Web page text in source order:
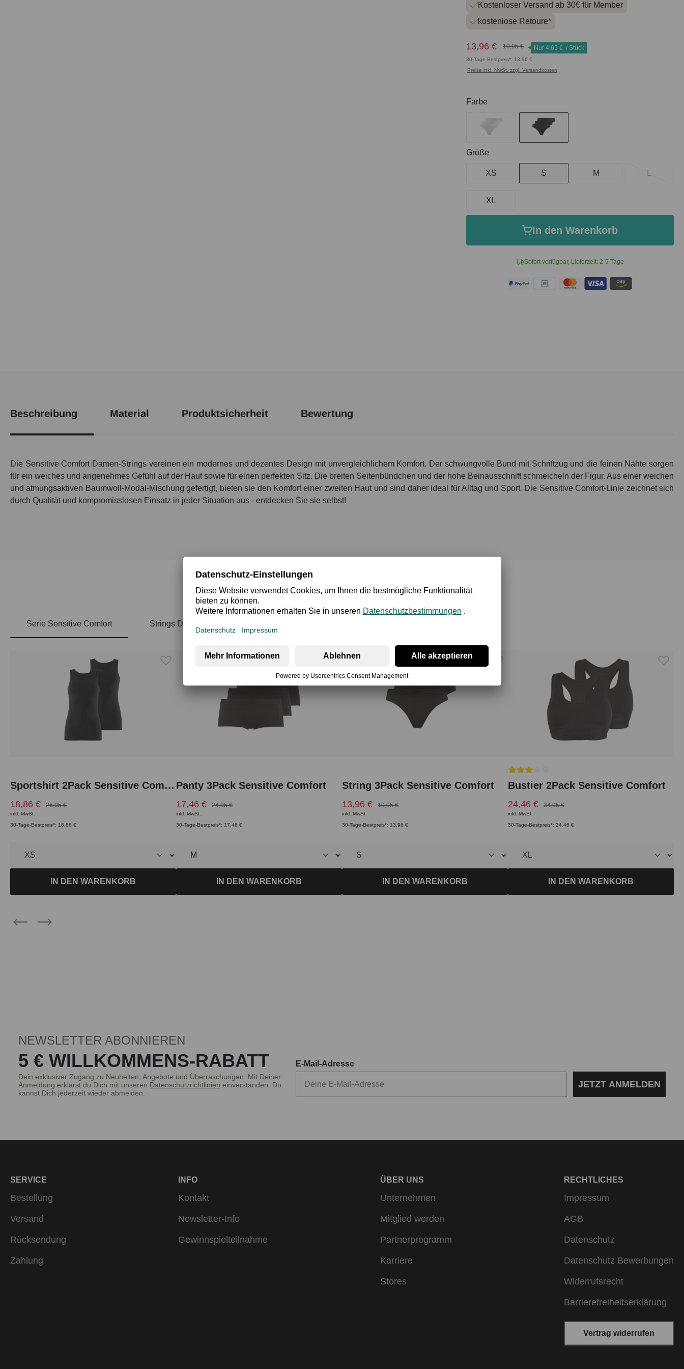
Kostenloser Versand ab 30€ für Member
kostenlose Retoure*
13,96 € 19,95 € Nur 4,65 € / Stück
30-Tage-Bestpreis*: 13,96 €
Preise inkl. MwSt. zzgl. Versandkosten
Sofort verfügbar, Lieferzeit: 2-5 Tage
Farbe
Größe
XS S M
XL
In den Warenkorb
Beschreibung Material Produktsicherheit Bewertung
Die Sensitive Comfort Damen-Strings vereinen ein modernes und dezentes Design mit unvergleichlichem Komfort. Der schwungvolle Bund mit Schriftzug und die feinen Nähte sorgen
für ein weiches und angenehmes Gefühl auf der Haut sowie für einen perfekten Sitz. Die breiten Seitenbündchen und der hohe Beinausschnitt schmeicheln der Figur. Aus einer weichen
und atmungsaktiven Baumwoll-Modal-Mischung gefertigt, bieten sie den Komfort einer zweiten Haut und sind daher ideal für Alltag und Sport. Die Sensitive Comfort-Linie zeichnet sich
durch Qualität und kompromisslosen Einsatz in jeder Situation aus - entdecken Sie sie selbst!
Serie Sensitive Comfort Strings Damen
Sportshirt 2Pack Sensitive Comfort
18,86 € 26,95 €
inkl. MwSt.
30-Tage-Bestpreis*: 18,86 €
IN DEN WARENKORB
Panty 3Pack Sensitive Comfort
17,46 € 24,95 €
inkl. MwSt.
30-Tage-Bestpreis*: 17,46 €
IN DEN WARENKORB
String 3Pack Sensitive Comfort
13,96 € 19,95 €
inkl. MwSt.
30-Tage-Bestpreis*: 13,96 €
IN DEN WARENKORB
Durchschnittliche Bewertung von 3 von 5
Bustier 2Pack Sensitive Comfort
24,46 € 34,95 €
inkl. MwSt.
30-Tage-Bestpreis*: 24,46 €
IN DEN WARENKORB
NEWSLETTER ABONNIEREN
5 € WILLKOMMENS-RABATT
Dein exklusiver Zugang zu Neuheiten, Angebote und Überraschungen. Mit Deiner
Anmeldung erklärst du Dich mit unseren Datenschutzrichtlinien einverstanden. Du
kannst Dich jederzeit wieder abmelden.
E-Mail-Adresse
JETZT ANMELDEN
SERVICE
Bestellung
Versand
Rücksendung
Zahlung
INFO
Kontakt
Newsletter-Info
Gewinnspielteilnahme
ÜBER UNS
Unternehmen
Mitglied werden
Partnerprogramm
Karriere
Stores
RECHTLICHES
Impressum
AGB
Datenschutz
Datenschutz Bewerbungen
Widerrufsrecht
Barrierefreiheitserklärung
Vertrag widerrufen